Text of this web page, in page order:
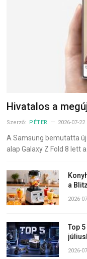
Hivatalos a
Szerző: PÉTER 2026-07-22
A Samsung bemutatta
alap Galaxy Z Fold 8 lett
a
2026-
Top
2026-